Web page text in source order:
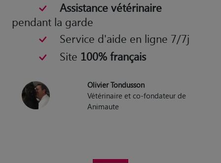
Assistance vétérinaire
pendant la garde
Service d'aide en ligne 7/7j
Site 100% français
Olivier Tondusson
Vétérinaire et co-fondateur de
Animaute